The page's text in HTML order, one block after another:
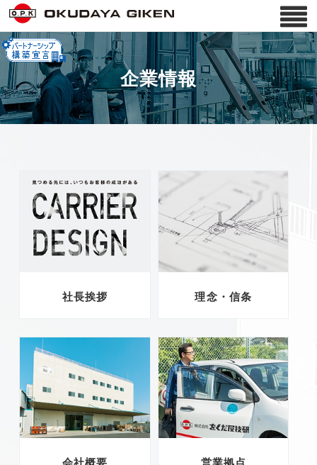
企業情報
社長挨拶 理念・信条